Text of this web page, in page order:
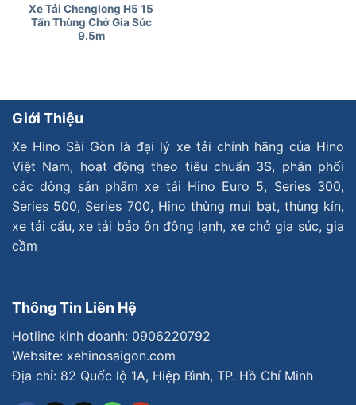
Xe Tải Chenglong H5 15
Tấn Thùng Chở Gia Súc
9.5m
Giới Thiệu
Xe Hino Sài Gòn là đại lý xe tải chính hãng của Hino
Việt Nam, hoạt động theo tiêu chuẩn 3S, phân phối
các dòng sản phẩm xe tải Hino Euro 5, Series 300,
Series 500, Series 700, Hino thùng mui bạt, thùng kín,
xe tải cẩu, xe tải bảo ôn đông lạnh, xe chở gia súc, gia
cầm
Thông Tin Liên Hệ
Hotline kinh doanh: 0906220792
Website: xehinosaigon.com
Địa chỉ: 82 Quốc lộ 1A, Hiệp Bình, TP. Hồ Chí Minh